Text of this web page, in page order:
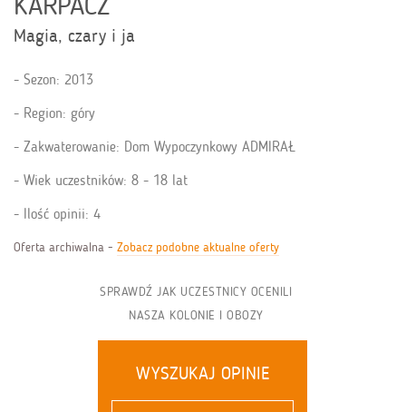
Magia, czary i ja
Sezon: 2013
Region: góry
Zakwaterowanie: Dom Wypoczynkowy ADMIRAŁ
Wiek uczestników: 8 - 18 lat
Ilość opinii: 4
Oferta archiwalna - Zobacz podobne aktualne oferty
SPRAWDŹ JAK UCZESTNICY OCENILI
NASZA KOLONIE I OBOZY
WYSZUKAJ OPINIE